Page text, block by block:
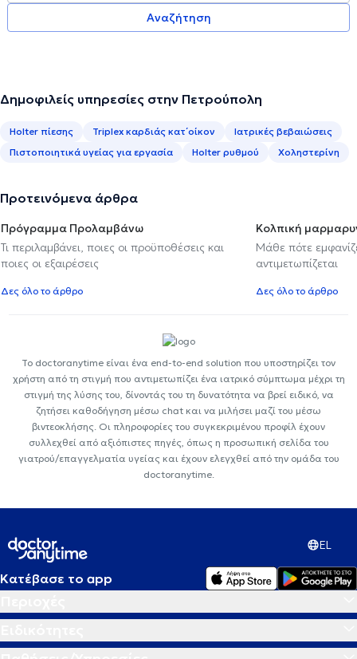
Αναζήτηση
Δημοφιλείς υπηρεσίες στην Πετρούπολη
Holter πίεσης Triplex καρδιάς κατ΄οίκον
Ιατρικές βεβαιώσεις
Πιστοποιητικά υγείας για εργασία
Holter ρυθμού Χοληστερίνη
Προτεινόμενα άρθρα
Πρόγραμμα Προλαμβάνω
Τι περιλαμβάνει, ποιες οι προϋποθέσεις και
ποιες οι εξαιρέσεις
Δες όλο το άρθρο
Κολπική
Μάθε πότε
αντιμετωπίζεται
Δες όλο το άρθρο
Το doctoranytime είναι ένα end-to-end solution που υποστηρίζει τον
χρήστη από τη στιγμή που αντιμετωπίζει ένα ιατρικό σύμπτωμα μέχρι τη
στιγμή της λύσης του, δίνοντάς του τη δυνατότητα να βρεί ειδικό, να
ζητήσει καθοδήγηση μέσω chat και να μιλήσει μαζί του μέσω
βιντεοκλήσης. Οι πληροφορίες του συγκεκριμένου προφίλ έχουν
συλλεχθεί από αξιόπιστες πηγές, όπως η προσωπική σελίδα του
γιατρού/επαγγελματία υγείας και έχουν ελεγχθεί από την ομάδα του
doctoranytime.
EL
Κατέβασε το app